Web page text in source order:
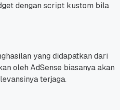
dengan script kustom bila
yang didapatkan dari
oleh AdSense biasanya akan
terjaga.